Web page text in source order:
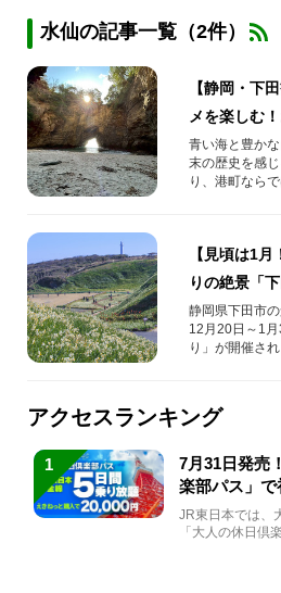
水仙の記事一覧（2件）
【静岡・下
メを楽しむ
ご紹介
青い海と豊か
末の歴史を感
り、港町ならで
【見頃は1
りの絶景「
静岡県下田市
12月20日～1
り」が開催され
アクセスランキング
1
7月31日発売
楽部パス」
JR東日本では、
「大人の休日倶